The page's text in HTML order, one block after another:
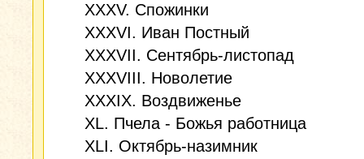
XXXV. Спожинки
XXXVI. Иван Постный
XXXVII. Сентябрь-листопад
XXXVIII. Новолетие
XXXIX. Воздвиженье
XL. Пчела - Божья работница
XLI. Октябрь-назимник